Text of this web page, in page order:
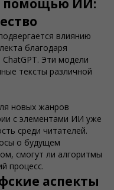
помощью ИИ:
влиянию
благодаря
Эти модели
тексты различной
новых жанров
с элементами ИИ уже
среди читателей.
о будущем
смогут ли алгоритмы
процесс.
аспекты